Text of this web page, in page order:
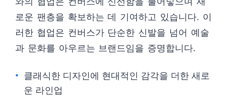
로운 팬층을 확보하는 데 기여하고 있습니다. 이
러한 협업은 컨버스가 단순한 신발을 넘어 예술
과 문화를 아우르는 브랜드임을 증명합니다.
클래식한 디자인에 현대적인 감각을 더한 새로
운 라인업